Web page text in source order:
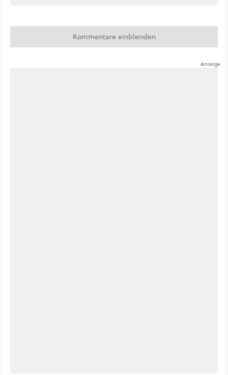
Kommentare einblenden